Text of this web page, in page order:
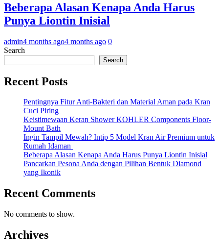
Beberapa Alasan Kenapa Anda Harus
Punya Liontin Inisial
admin4 months ago4 months ago 0
Search
Search
Recent Posts
Pentingnya Fitur Anti-Bakteri dan Material Aman pada Kran
Cuci Piring
Keistimewaan Keran Shower KOHLER Components Floor-
Mount Bath
Ingin Tampil Mewah? Intip 5 Model Kran Air Premium untuk
Rumah Idaman
Beberapa Alasan Kenapa Anda Harus Punya Liontin Inisial
Pancarkan Pesona Anda dengan Pilihan Bentuk Diamond
yang Ikonik
Recent Comments
No comments to show.
Archives